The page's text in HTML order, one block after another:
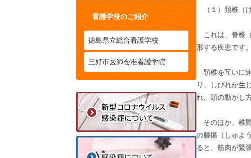
（１）頚椎（
これは、脊椎
形する疾患です。
頚椎を互いに
り、しびれか生
れ、頭の動かし
そのほか、椎
の腫瘍（しゅよ
ると、筋肉が緊
看護学校のご紹介
徳島県立総合看護学校
三好市医師会准看護学院